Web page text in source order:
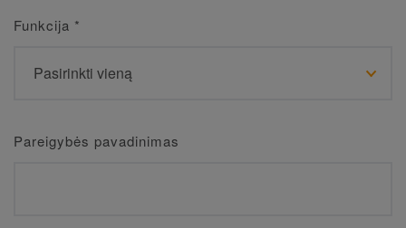
Funkcija *
Pareigybės pavadinimas